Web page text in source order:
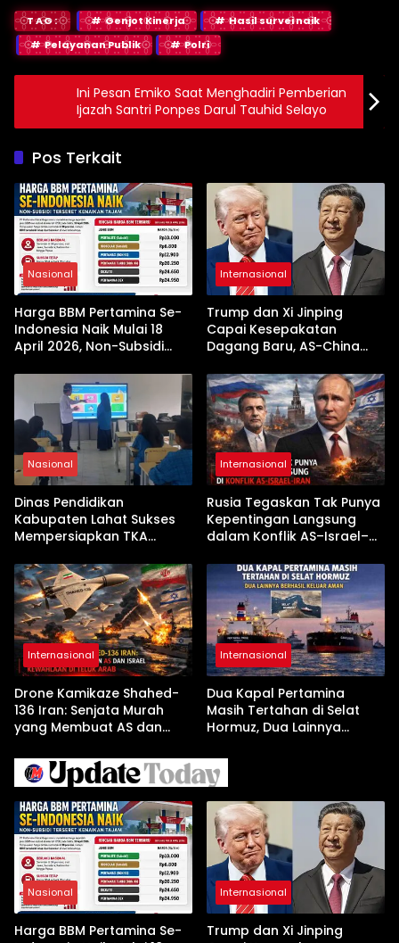
TAG: Genjot Kinerja
Hasil survei naik
Pelayanan Publik
Polri
Ini Pesan Emiko Saat Menghadiri Pemberian
Ijazah Santri Ponpes Darul Tauhid Selayo
Pos Terkait
Nasional
Harga BBM Pertamina Se-
Indonesia Naik Mulai 18
April 2026, Non-Subsidi
Internasional
Trump dan Xi Jinping
Capai Kesepakatan
Dagang Baru, AS-China
Jelang Kunjungan Beijing
Nasional
Dinas Pendidikan
Kabupaten Lahat Sukses
Mempersiapkan TKA
Pembekalan Latihan Soal
Tanpa Internet
Internasional
Rusia Tegaskan Tak Punya
Kepentingan Langsung
dalam Konflik AS–Israel–
Internasional
Drone Kamikaze Shahed-
136 Iran: Senjata Murah
yang Membuat AS dan
Arab
Internasional
Dua Kapal Pertamina
Masih Tertahan di Selat
Hormuz, Dua Lainnya
Nasional
Harga BBM Pertamina Se-
Internasional
Trump dan Xi Jinping